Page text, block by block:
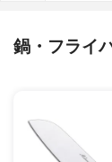
鍋・フライ